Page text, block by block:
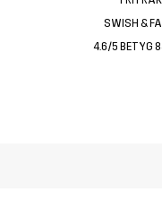
SWISH &
4.6/5 BETYG